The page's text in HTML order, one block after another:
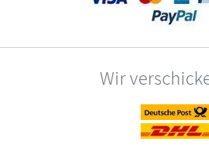
Wir